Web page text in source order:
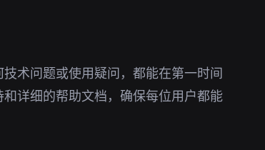
术问题或使用疑问，都能在第一时间
详细的帮助文档，确保每位用户都能